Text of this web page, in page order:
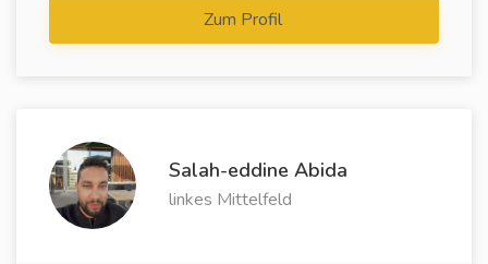
Zum Profil
Salah-eddine Abida
linkes Mittelfeld